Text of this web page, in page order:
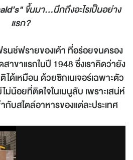
ขึ้นมา...นึกถึงอะไรเป็นอย่าง
แรก?
นช์ฟรายของเค้า ที่อร่อยจนครอง
าขาแรกในปี 1948 ซึ่งเราคิดว่ายัง
ด้เหมือน ด้วยซิกเนเจอร์เฉพาะตัว
น้อยที่ติดใจในเมนูลับ เพราะเสน่ห์
กับสไตล์อาหารของแต่ละประเทศ